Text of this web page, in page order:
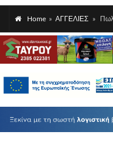
Home » ΑΓΓΕΛΙΕΣ »